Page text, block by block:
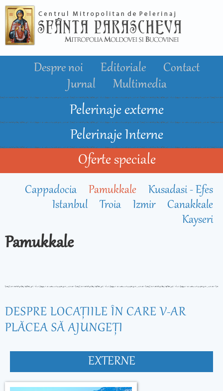
conţinutul
principal
Despre noi Editoriale
Contact
Jurnal
Multimedia
Pelerinaje externe
Pelerinaje Interne
Oferte speciale
Cappadocia Pamukkale
Kusadasi - Efes
Istanbul
Troia Izmir
Canakkale
Kayseri
Pamukkale
DESPRE LOCAŢIILE ÎN CARE V-AR
PLĂCEA SĂ AJUNGEŢI
EXTERNE